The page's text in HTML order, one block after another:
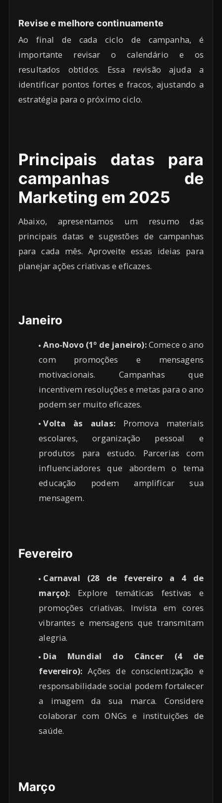
Revise e melhore continuamente
Ao final de cada ciclo de campanha, é
importante revisar o calendário e os
resultados obtidos. Essa revisão ajuda a
identificar pontos fortes e fracos, ajustando a
estratégia para o próximo ciclo.
Principais datas para
campanhas de
Marketing em 2025
Abaixo, apresentamos um resumo das
principais datas e sugestões de campanhas
para cada mês. Aproveite essas ideias para
planejar ações criativas e eficazes.
Janeiro
Ano-Novo (1º de janeiro):Comece o ano
com promoções e mensagens
motivacionais. Campanhas que
incentivem resoluções e metas para o ano
podem ser muito eficazes.
Volta às aulas:Promova materiais
escolares, organização pessoal e
produtos para estudo. Parcerias com
influenciadores que abordem o tema
educação podem amplificar sua
mensagem.
Fevereiro
Carnaval (28 de fevereiro a 4 de
março): Explore temáticas festivas e
promoções criativas. Invista em cores
vibrantes e mensagens que transmitam
alegria.
Dia Mundial do Câncer (4 de
fevereiro): Ações de conscientização e
responsabilidade social podem fortalecer
a imagem da sua marca. Considere
colaborar com ONGs e instituições de
saúde.
Março